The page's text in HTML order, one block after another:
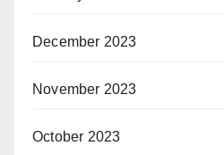
December 2023
November 2023
October 2023